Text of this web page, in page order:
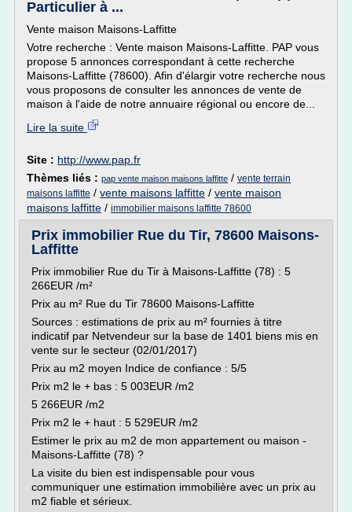
Particulier à ...
Vente maison Maisons-Laffitte
Votre recherche : Vente maison Maisons-Laffitte. PAP vous
propose 5 annonces correspondant à cette recherche
Maisons-Laffitte (78600). Afin d'élargir votre recherche nous
vous proposons de consulter les annonces de vente de
maison à l'aide de notre annuaire régional ou encore de...
Lire la suite
Site : http://www.pap.fr
Thèmes liés : pap vente maison maisons laffitte / vente terrain
maisons laffitte / vente maisons laffitte / vente maison
maisons laffitte / immobilier maisons laffitte 78600
Prix immobilier Rue du Tir, 78600 Maisons-
Laffitte
Prix immobilier Rue du Tir à Maisons-Laffitte (78) : 5
266EUR /m²
Prix au m² Rue du Tir 78600 Maisons-Laffitte
Sources : estimations de prix au m² fournies à titre
indicatif par Netvendeur sur la base de 1401 biens mis en
vente sur le secteur (02/01/2017)
Prix au m2 moyen Indice de confiance : 5/5
Prix m2 le + bas : 5 003EUR /m2
5 266EUR /m2
Prix m2 le + haut : 5 529EUR /m2
Estimer le prix au m2 de mon appartement ou maison -
Maisons-Laffitte (78) ?
La visite du bien est indispensable pour vous
communiquer une estimation immobilière avec un prix au
m2 fiable et sérieux.